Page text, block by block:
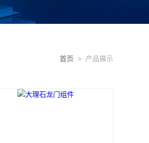
首页 > 产品展示